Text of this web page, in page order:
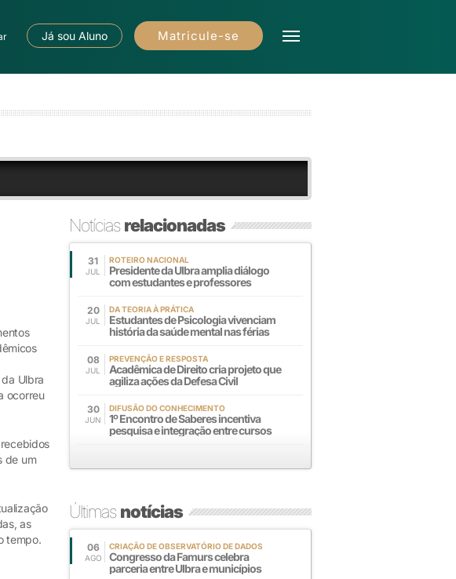
Já sou Aluno Matricule-se
Ulbra
ocorreu
de um
as
tempo.
Notíciasrelacionadas
31
JUL
ROTEIRO NACIONAL
Presidente da Ulbra amplia diálogo
com estudantes e professores
20
JUL
DA TEORIA À PRÁTICA
Estudantes de Psicologia vivenciam
história da saúde mental nas férias
08
JUL
PREVENÇÃO E RESPOSTA
Acadêmica de Direito cria projeto que
agiliza ações da Defesa Civil
30
JUN
DIFUSÃO DO CONHECIMENTO
1º Encontro de Saberes incentiva
pesquisa e integração entre cursos
Últimasnotícias
06
AGO
CRIAÇÃO DE OBSERVATÓRIO DE DADOS
Congresso da Famurs celebra
parceria entre Ulbra e municípios